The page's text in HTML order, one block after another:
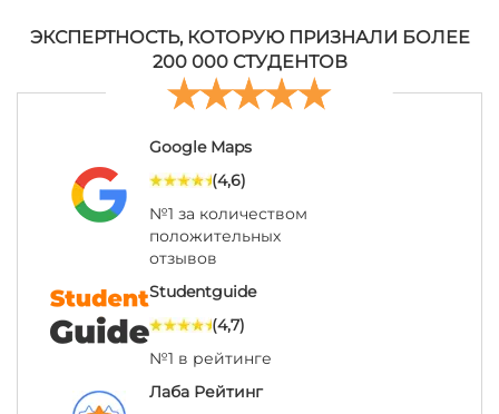
ЭКСПЕРТНОСТЬ, КОТОРУЮ ПРИЗНАЛИ БОЛЕЕ
200 000 СТУДЕНТОВ
Google Maps
(4,6)
№1 за количеством
положительных
отзывов
Studentguide
(4,7)
№1 в рейтинге
Лаба Рейтинг